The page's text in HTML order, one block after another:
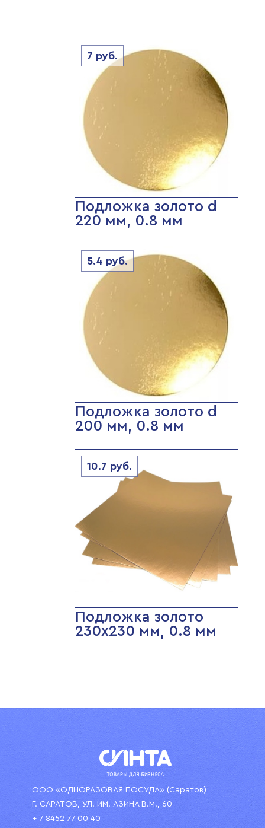
7 руб.
Подложка золото d
220 мм, 0.8 мм
5.4 руб.
Подложка золото d
200 мм, 0.8 мм
10.7 руб.
Подложка золото
230х230 мм, 0.8 мм
ООО «ОДНОРАЗОВАЯ ПОСУДА» (Саратов)
Г. САРАТОВ, УЛ. ИМ. АЗИНА В.М., 60
+ 7 8452 77 00 40